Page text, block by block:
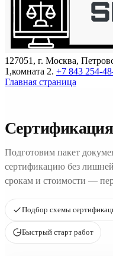
127051, г. Москва,
1,комната 2. +7 843 254-
Главная страница
Подготовим пакет
сертификацию без
срокам и стоимости —
Подбор схемы
Быстрый старт работ